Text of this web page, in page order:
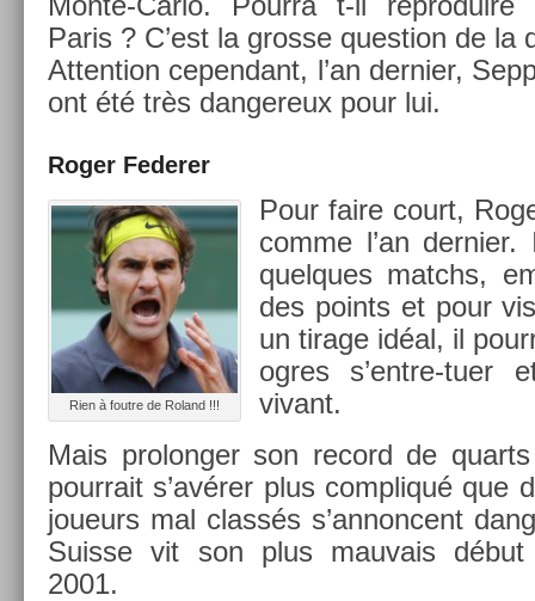
Paris ? C’est la gros­se ques­tion de la
At­ten­tion cepen­dant, l’an de­rni­er,
ont été très dan­gereux pour lui.
Roger Feder­er
Rien à fout­re de Roland !!!
Pour faire court,
comme l’an
quel­ques matchs,
des points et pour
un tirage idéal, il
ogres s’entre-
vivant.
Mais pro­long­er son re­cord de
pour­rait s’avérer plus com­pliqué que
joueurs mal classés s’an­non­cent
Suis­se vit son plus mauvais début
2001.